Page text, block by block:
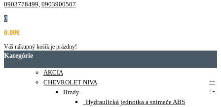
0903778499, 0903900507
0
0.00€
Váš nákupný košík je prázdny!
Kategórie
AKCIA
CHEVROLET NIVA
+-
Brzdy
+-
Hydraulická jednotka a snímače ABS